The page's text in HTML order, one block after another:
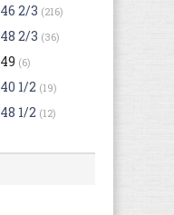
46 2/3 (216)
48 2/3 (36)
49 (6)
40 1/2 (19)
48 1/2 (12)